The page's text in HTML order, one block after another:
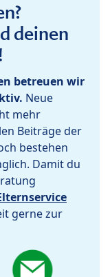
deinen
betreuen wir
Neue
mehr
Beiträge der
bestehen
Damit du
gerne zur